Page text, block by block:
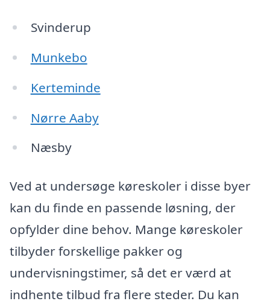
Svinderup
Munkebo
Kerteminde
Nørre Aaby
Næsby
Ved at undersøge køreskoler i disse byer
kan du finde en passende løsning, der
opfylder dine behov. Mange køreskoler
tilbyder forskellige pakker og
undervisningstimer, så det er værd at
indhente tilbud fra flere steder. Du kan